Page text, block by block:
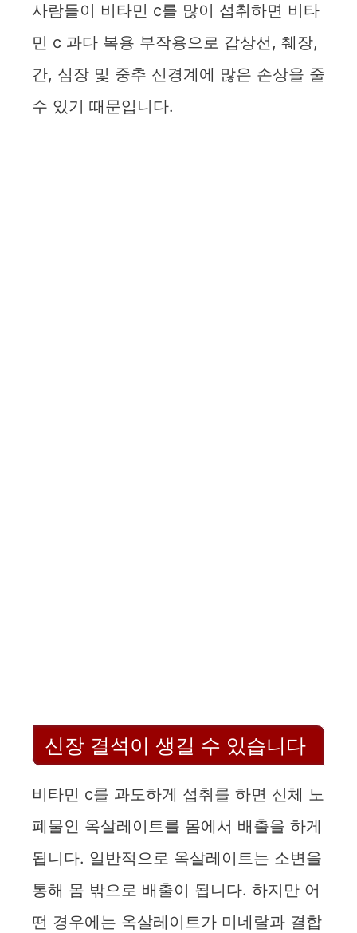
사람들이 비타민 c를 많이 섭취하면 비타
민 c 과다 복용 부작용으로 갑상선, 췌장,
간, 심장 및 중추 신경계에 많은 손상을 줄
수 있기 때문입니다.
신장 결석이 생길 수 있습니다
비타민 c를 과도하게 섭취를 하면 신체 노
폐물인 옥살레이트를 몸에서 배출을 하게
됩니다. 일반적으로 옥살레이트는 소변을
통해 몸 밖으로 배출이 됩니다. 하지만 어
떤 경우에는 옥살레이트가 미네랄과 결합